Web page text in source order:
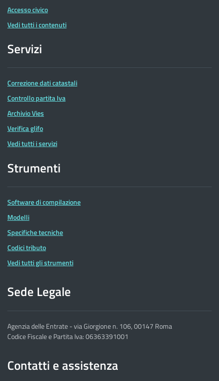
Accesso civico
Vedi tutti i contenuti
Servizi
Correzione dati catastali
Controllo partita Iva
Archivio Vies
Verifica glifo
Vedi tutti i servizi
Strumenti
Software di compilazione
Modelli
Specifiche tecniche
Codici tributo
Vedi tutti gli strumenti
Sede Legale
Agenzia delle Entrate - via Giorgione n. 106, 00147 Roma
Codice Fiscale e Partita Iva: 06363391001
Contatti e assistenza